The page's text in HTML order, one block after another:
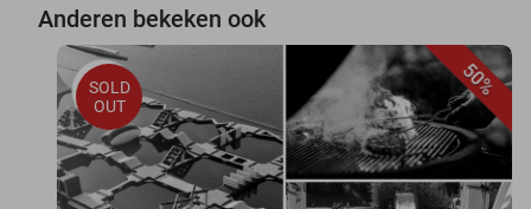
Anderen bekeken ook
50%
SOLD
OUT